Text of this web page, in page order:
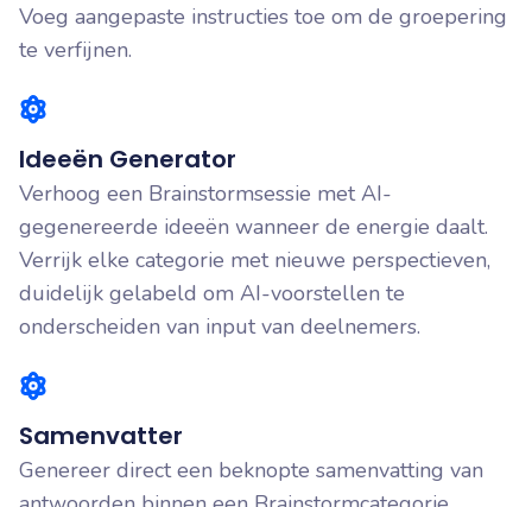
Voeg aangepaste instructies toe om de groepering
te verfijnen.
Ideeën Generator
Verhoog een Brainstormsessie met AI-
gegenereerde ideeën wanneer de energie daalt.
Verrijk elke categorie met nieuwe perspectieven,
duidelijk gelabeld om AI-voorstellen te
onderscheiden van input van deelnemers.
Samenvatter
Genereer direct een beknopte samenvatting van